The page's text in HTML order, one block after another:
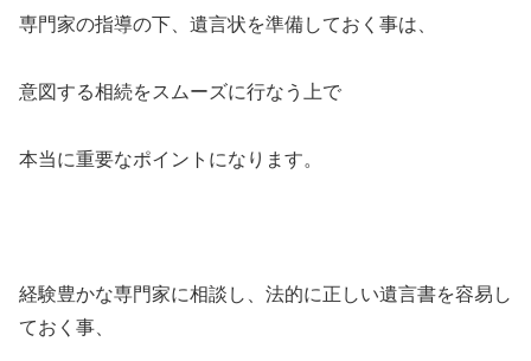
専門家の指導の下、遺言状を準備しておく事は、
意図する相続をスムーズに行なう上で
本当に重要なポイントになります。
経験豊かな専門家に相談し、法的に正しい遺言書を容易し
ておく事、